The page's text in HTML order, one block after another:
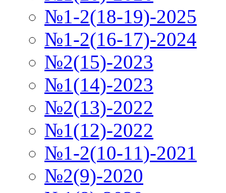
№1-2(18-19)-2025
№1-2(16-17)-2024
№2(15)-2023
№1(14)-2023
№2(13)-2022
№1(12)-2022
№1-2(10-11)-2021
№2(9)-2020